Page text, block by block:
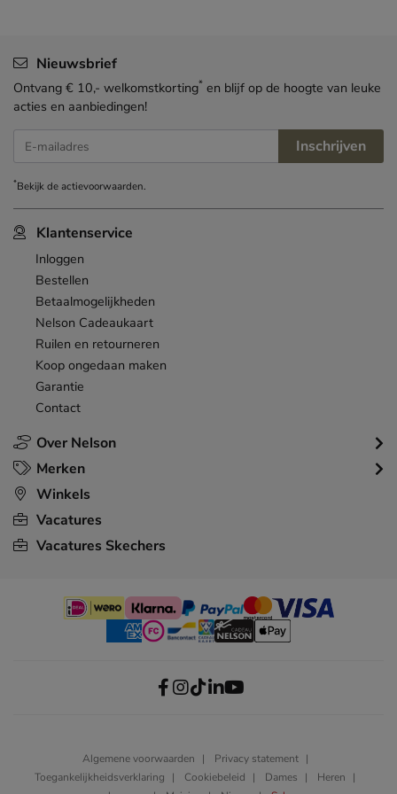
Over Nelson
Klantenservice
Inloggen
Bestellen
Betaalmogelijkheden
Nelson Cadeaukaart
Ruilen en retourneren
Koop ongedaan maken
Garantie
Contact
Merken
Winkels
Vacatures
Vacatures Skechers
Nieuwsbrief
Ontvang € 10,- welkomstkorting* en blijf op de hoogte van leuke
acties en aanbiedingen!
E-mailadres Inschrijven
*Bekijk deactievoorwaarden.
Algemene voorwaarden
Privacy statement
Toegankelijkheidsverklaring
Cookiebeleid Dames
Heren